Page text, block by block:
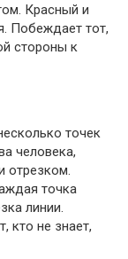
Красный и
Побеждает тот,
стороны к
точек
человека,
отрезком.
точка
линии.
кто не знает,